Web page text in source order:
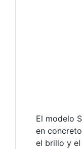
El modelo
en
el brillo y